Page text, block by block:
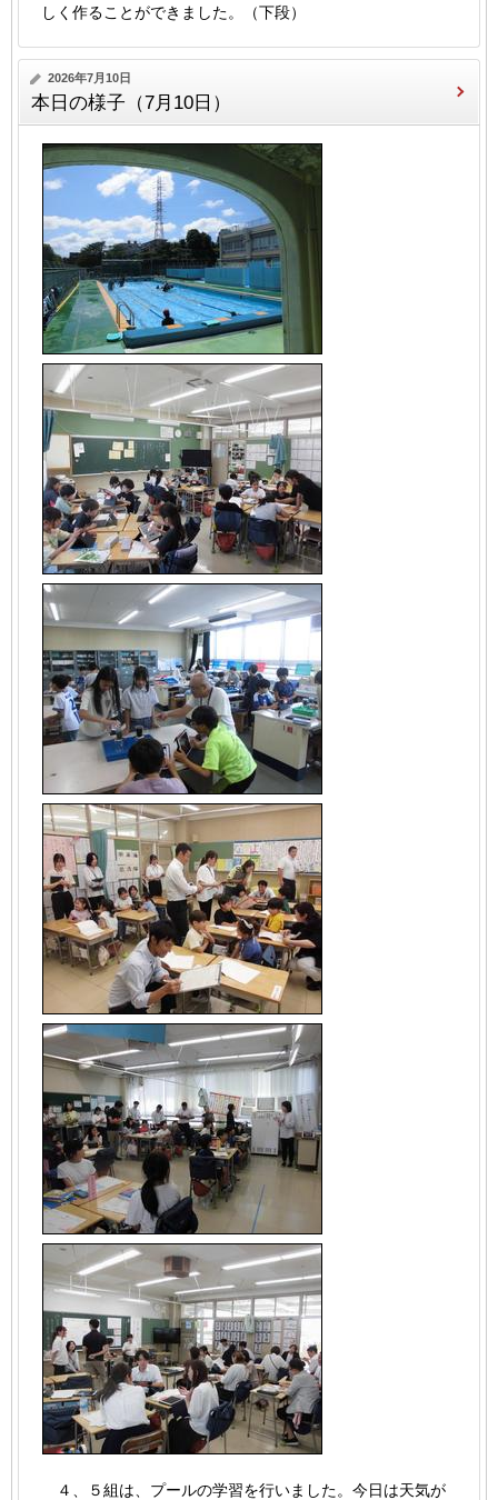
しく作ることができました。（下段）
2026年7月10日
本日の様子（7月10日）
４、５組は、プールの学習を行いました。今日は天気が